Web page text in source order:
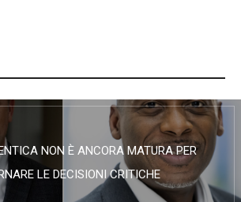
NON È ANCORA MATURA PER
LE DECISIONI CRITICHE